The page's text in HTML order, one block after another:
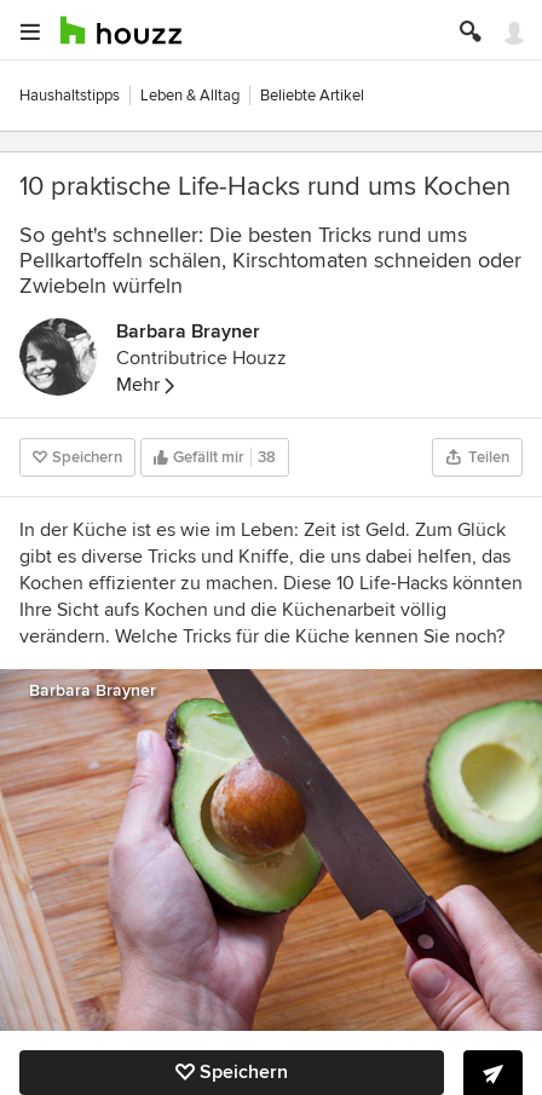
Haushaltstipps Leben & Alltag Beliebte Artikel
10 praktische Life-Hacks rund ums Kochen
So geht's schneller: Die besten Tricks rund ums
Pellkartoffeln schälen, Kirschtomaten schneiden oder
Zwiebeln würfeln
Barbara Brayner
Contributrice Houzz
Mehr
Speichern Gefällt mir 38 Teilen
In der Küche ist es wie im Leben: Zeit ist Geld. Zum Glück
gibt es diverse Tricks und Kniffe, die uns dabei helfen, das
Kochen effizienter zu machen. Diese 10 Life-Hacks könnten
Ihre Sicht aufs Kochen und die Küchenarbeit völlig
verändern. Welche Tricks für die Küche kennen Sie noch?
Barbara Brayner
Speichern